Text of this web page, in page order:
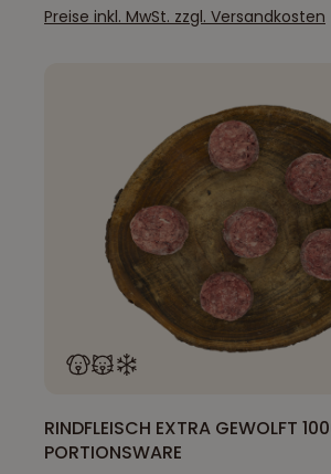
Preise inkl. MwSt. zzgl. Versandkosten
RINDFLEISCH EXTRA GEWOLFT
PORTIONSWARE